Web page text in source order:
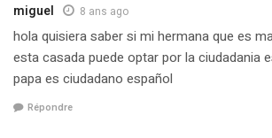
miguel 8 ans ago
hola quisiera saber si mi hermana que es
esta casada puede optar por la ciudadania
papa es ciudadano español
Répondre